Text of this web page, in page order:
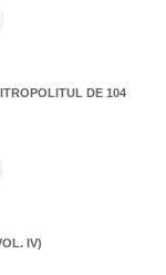
DE 104
IV)